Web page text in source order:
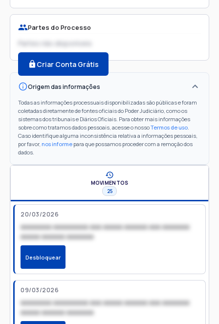
Partes do Processo
Partes não disponíveis
Criar Conta Grátis
Origem das informações
Todas as informações processuais disponibilizadas são públicas e foram
coletadas diretamente de fontes oficiais do Poder Judiciário, como os
sistemas dos tribunais e Diários Oficiais. Para obter mais informações
sobre como tratamos dados pessoais, acesse o nossoTermos de uso.
Caso identifique alguma inconsistência relativa a informações pessoais,
por favor, nos informe para que possamos proceder com a remoção dos
dados.
MOVIMENTOS
25
20/03/2026
xxxxxxxx xxxxxxxxx xxx xxxxx xxxxxx xxx xxxxxxx
xxxxx xxxxxx xxxxxxx
Desbloquear
09/03/2026
xxxxxxxx xxxxxxxxx xxx xxxxx xxxxxx xxx xxxxxxx
xxxxx xxxxxx xxxxxxx